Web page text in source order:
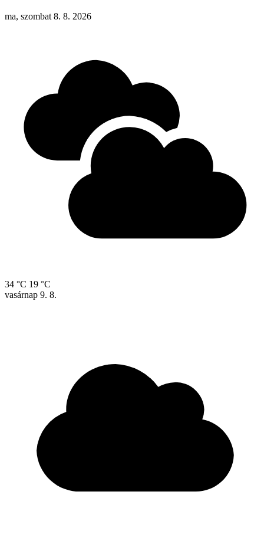
ma, szombat 8. 8. 2026
34 °C 19 °C
vasárnap 9. 8.